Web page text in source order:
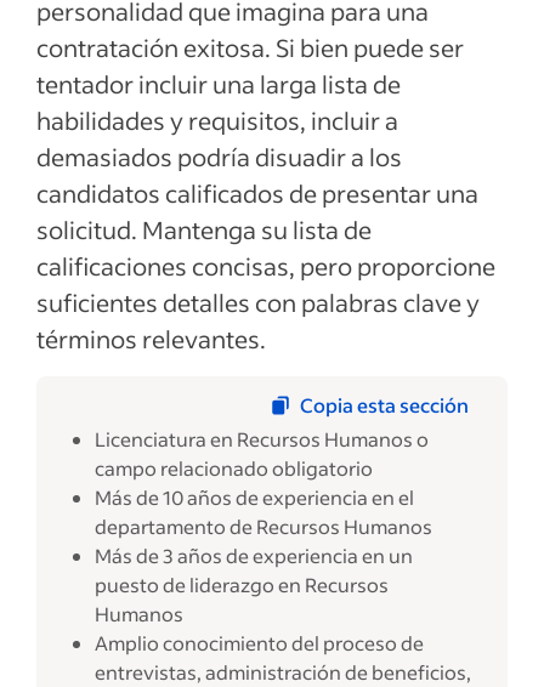
personalidad que imagina para una
contratación exitosa. Si bien puede ser
tentador incluir una larga lista de
habilidades y requisitos, incluir a
demasiados podría disuadir a los
candidatos calificados de presentar una
solicitud. Mantenga su lista de
calificaciones concisas, pero proporcione
suficientes detalles con palabras clave y
términos relevantes.
Copia esta sección
Licenciatura en Recursos Humanos o
campo relacionado obligatorio
Más de 10 años de experiencia en el
departamento de Recursos Humanos
Más de 3 años de experiencia en un
puesto de liderazgo en Recursos
Humanos
Amplio conocimiento del proceso de
entrevistas, administración de beneficios,